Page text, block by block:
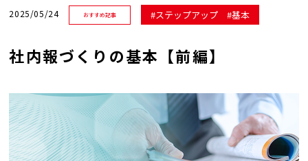
Web社内報
資料コーナー
動画コーナー
支援実績
2025/05/24 おすすめ記事 ステップアップ 基本
社内報づくりの基本【前編】